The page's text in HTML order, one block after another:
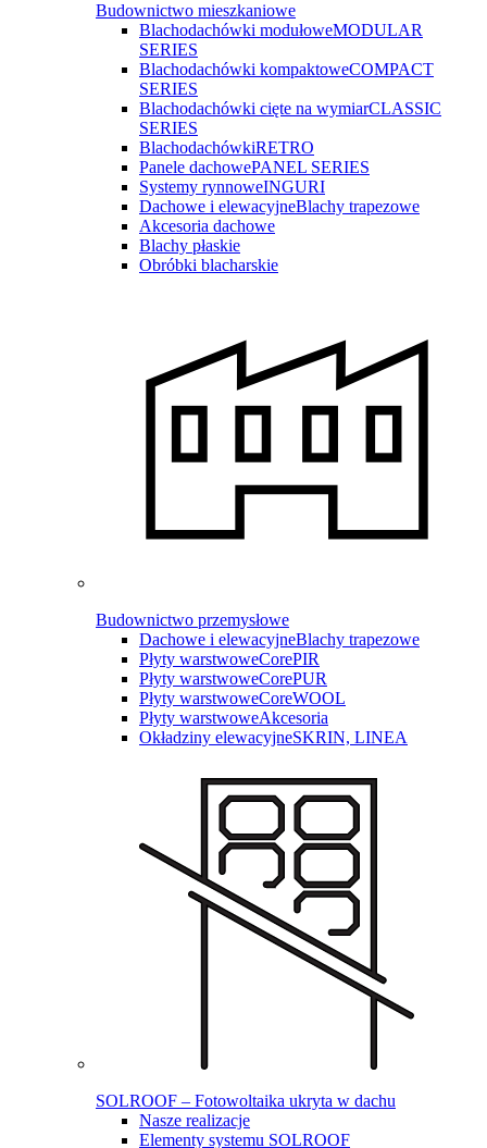
Budownictwo mieszkaniowe
Blachodachówki modułoweMODULAR
SERIES
Blachodachówki kompaktoweCOMPACT
SERIES
Blachodachówki cięte na wymiarCLASSIC
SERIES
BlachodachówkiRETRO
Panele dachowePANEL SERIES
Systemy rynnoweINGURI
Dachowe i elewacyjneBlachy trapezowe
Akcesoria dachowe
Blachy płaskie
Obróbki blacharskie
Budownictwo przemysłowe
Dachowe i elewacyjneBlachy trapezowe
Płyty warstwoweCorePIR
Płyty warstwoweCorePUR
Płyty warstwoweCoreWOOL
Płyty warstwoweAkcesoria
Okładziny elewacyjneSKRIN, LINEA
SOLROOF – Fotowoltaika ukryta w dachu
Nasze realizacje
Elementy systemu SOLROOF